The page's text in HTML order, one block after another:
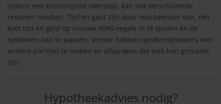
tijdens een tussentijdse overstap, kan ook verschillende
redenen hebben. Tijd en geld zijn daar voorbeelden van. Het
kost tijd en geld op nieuwe NHG-regels in te spelen en de
systemen aan te passen. Verder hebben geldverstrekkers met
andere partijen te maken en afspraken die met hen gemaakt
zijn.
Hypotheekadvies nodig?